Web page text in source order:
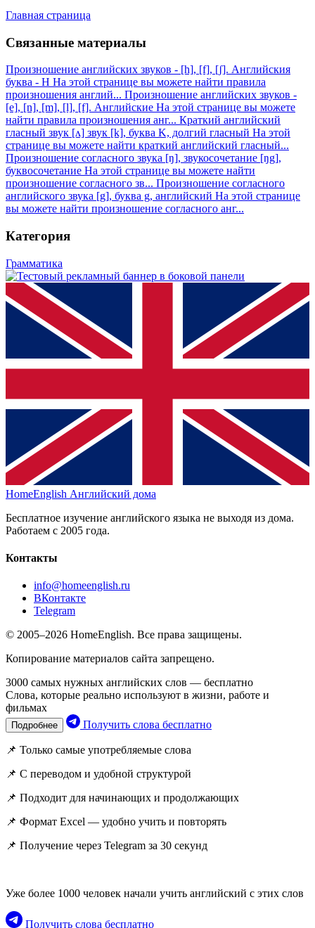
Главная страница
Связанные материалы
Произношение английских звуков - [h], [f], [ʃ]. Английския
буква - H На этой странице вы можете найти правила
произношения англий... Произношение английских звуков -
[e], [n], [m], [l], [f]. Английские На этой странице вы можете
найти правила произношения анг... Краткий английский
гласный звук [ʌ] звук [k], буква K, долгий гласный На этой
странице вы можете найти краткий английский гласный...
Произношение согласного звука [ŋ], звукосочетание [ŋg],
буквосочетание На этой странице вы можете найти
произношение согласного зв... Произношение согласного
английского звука [g], буква g, английский На этой странице
вы можете найти произношение согласного анг...
Категория
Грамматика
HomeEnglish Английский дома
Бесплатное изучение английского языка не выходя из дома.
Работаем с 2005 года.
Контакты
info@homeenglish.ru
ВКонтакте
Telegram
© 2005–2026 HomeEnglish. Все права защищены.
Копирование материалов сайта запрещено.
3000 самых нужных английских слов — бесплатно
Слова, которые реально используют в жизни, работе и
фильмах
Подробнее Получить слова бесплатно
📌 Только самые употребляемые слова
📌 С переводом и удобной структурой
📌 Подходит для начинающих и продолжающих
📌 Формат Excel — удобно учить и повторять
📌 Получение через Telegram за 30 секунд
Уже более 1000 человек начали учить английский с этих слов
Получить слова бесплатно